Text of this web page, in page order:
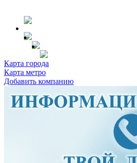
Карта города
Карта метро
Добавить компанию